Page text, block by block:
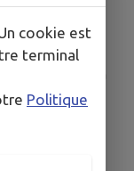
vous à la
erstein.fr
cookie est
terminal
Politique